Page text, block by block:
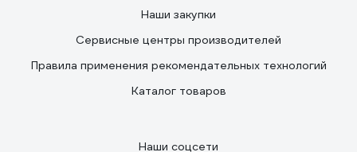
Наши закупки
Сервисные центры производителей
Правила применения рекомендательных технологий
Каталог товаров
Наши соцсети